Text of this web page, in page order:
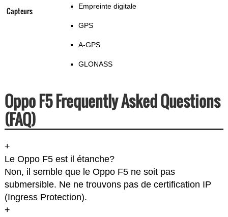
Capteurs Empreinte digitale
GPS
A-GPS
GLONASS
Oppo F5 Frequently Asked Questions
(FAQ)
+
Le Oppo F5 est il étanche?
Non, il semble que le Oppo F5 ne soit pas
submersible. Ne ne trouvons pas de certification IP
(Ingress Protection).
+